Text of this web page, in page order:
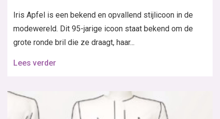
Iris Apfel is een bekend en opvallend stijlicoon in de
modewereld. Dit 95-jarige icoon staat bekend om de
grote ronde bril die ze draagt, haar...
Lees verder